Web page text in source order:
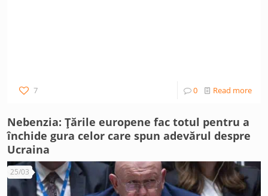
7 0 Read more
Nebenzia: Țările europene fac totul pentru a
închide gura celor care spun adevărul despre
Ucraina
25/03